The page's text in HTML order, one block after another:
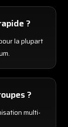
?
la plupart
?
multi-